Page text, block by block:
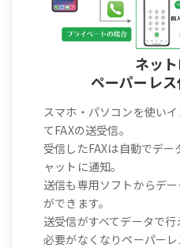
ネッ
ペーパーレ
スマホ・パソコンを使い
てFAXの送受信。
受信したFAXは自動でデ
ャットに通知。
送信も専用ソフトからデ
ができます。
送受信がすべてデータで
必要がなくなりペーパーレ